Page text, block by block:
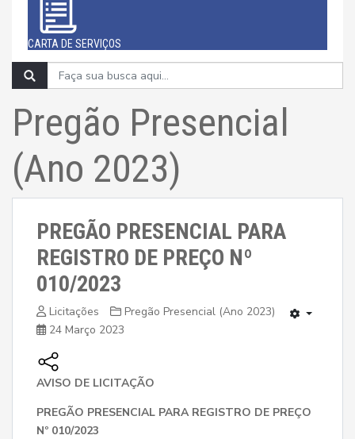
CARTA DE SERVIÇOS
Pregão Presencial
(Ano 2023)
PREGÃO PRESENCIAL PARA
REGISTRO DE PREÇO Nº
010/2023
Licitações
Pregão Presencial (Ano 2023)
24 Março 2023
AVISO DE LICITAÇÃO
PREGÃO PRESENCIAL PARA REGISTRO DE PREÇO
Nº 010/2023